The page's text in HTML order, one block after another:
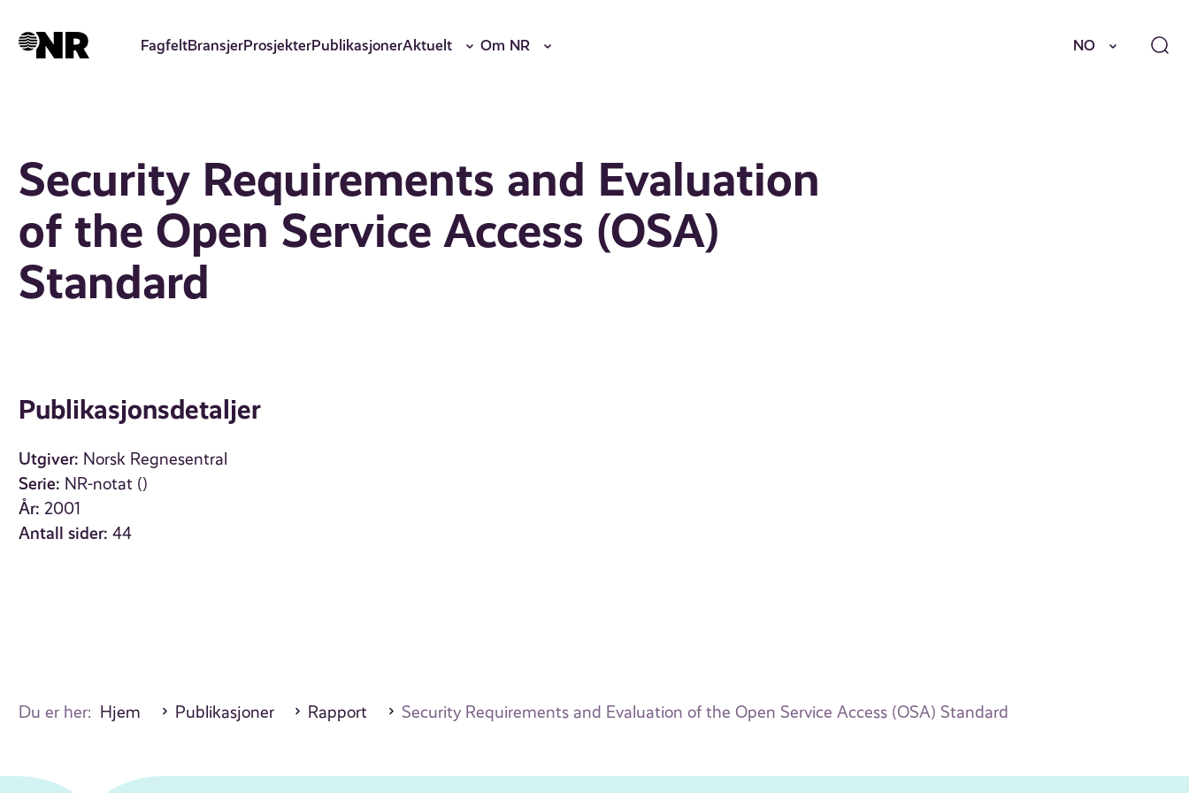
hovedinnhold
FagfeltBransjerProsjekterPublikasjonerAktuelt Om NR NO
Security Requirements and Evaluation
of the Open Service Access (OSA)
Standard
Publikasjonsdetaljer
Utgiver: Norsk Regnesentral
Serie: NR-notat ()
År: 2001
Antall sider: 44
Du er her: Hjem Publikasjoner Rapport Security Requirements and Evaluation of the Open Service Access (OSA) Standard